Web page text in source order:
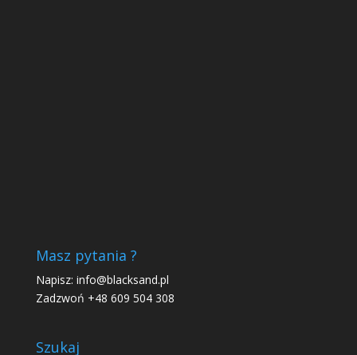
Masz pytania ?
Napisz: info@blacksand.pl
Zadzwoń +48 609 504 308
Szukaj